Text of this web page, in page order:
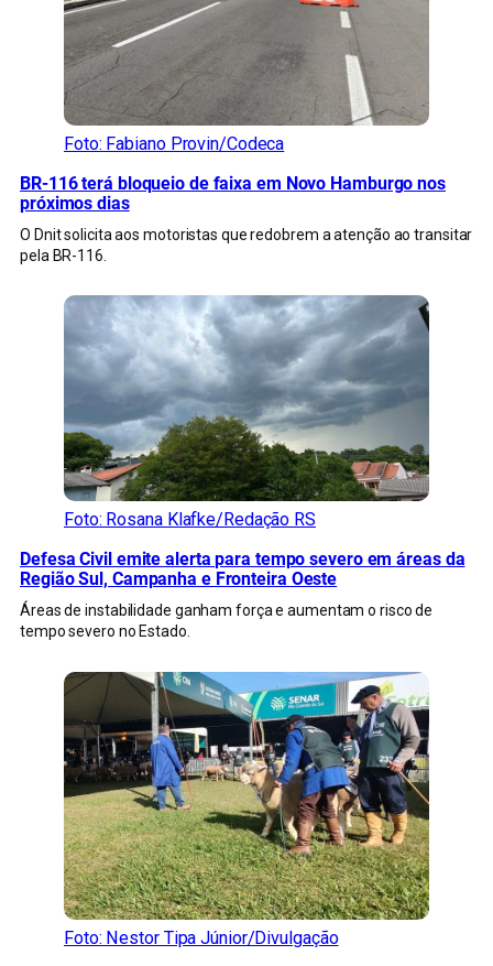
Foto: Fabiano Provin/Codeca
BR-116 terá bloqueio de faixa em Novo Hamburgo nos
próximos dias
O Dnit solicita aos motoristas que redobrem a atenção ao transitar
pela BR-116.
Foto: Rosana Klafke/Redação RS
Defesa Civil emite alerta para tempo severo em áreas da
Região Sul, Campanha e Fronteira Oeste
Áreas de instabilidade ganham força e aumentam o risco de
tempo severo no Estado.
Foto: Nestor Tipa Júnior/Divulgação